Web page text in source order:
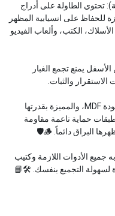
تحتوي الطاولة على أدراج
للحفاظ على انسيابية المظهر
الكتب، وألعاب الفيديو
يمنع تجمع الغبار
والثبات.
✅ مصنوعة من مواد خشبية متينة وعالية الجودة MDF، والمميزة بقدرتها
حماية ناعمة مقاومة
دائماً. 🪵🛡️
الأدوات اللازمة وكتيب
التجميع بنفسك. 🛠️📘